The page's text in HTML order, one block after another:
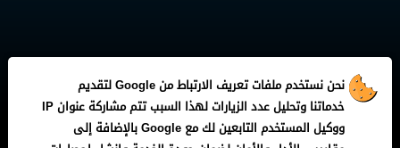
جميع الحقوق محفوظة لـLiga Five
نحن نستخدم ملفات تعريف الارتباط من Google لتقديم
خدماتنا وتحليل عدد الزيارات لهذا السبب تتم مشاركة عنوان IP
ووكيل المستخدم التابعين لك مع Google بالإضافة إلى